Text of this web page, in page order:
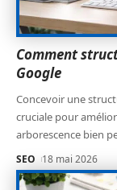
Comment
Google
Concevoir une
cruciale pour
arborescence bien
SEO 18 mai 2026